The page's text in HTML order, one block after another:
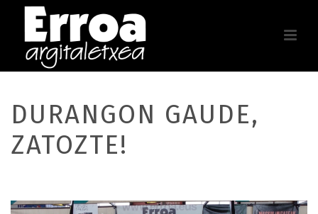
DURANGON GAUDE,
ZATOZTE!